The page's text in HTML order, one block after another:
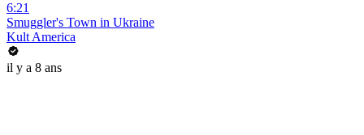
6:21
Smuggler's Town in Ukraine
Kult America
il y a 8 ans